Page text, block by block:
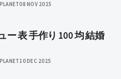
08 NOV 2025
ー 表 手作り 100 均 結婚
10 DEC 2025